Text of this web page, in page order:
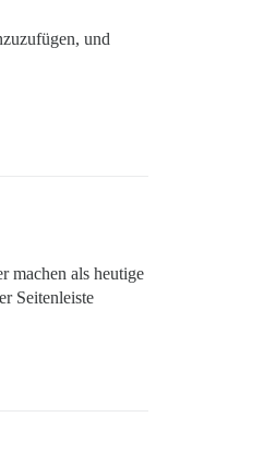
und
machen als heutige
Seitenleiste